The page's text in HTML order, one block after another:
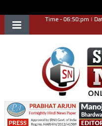
Time - 06:50:pm |